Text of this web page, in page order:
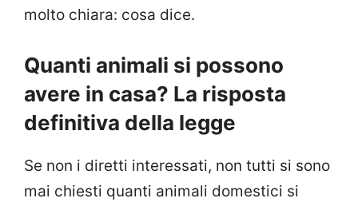
molto chiara: cosa dice.
Quanti animali si possono
avere in casa? La risposta
definitiva della legge
Se non i diretti interessati, non tutti si sono
mai chiesti quanti animali domestici si